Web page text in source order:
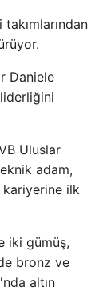
Daniele
Uluslar
adam,
kariyerine ilk
iki gümüş,
bronz ve
altın